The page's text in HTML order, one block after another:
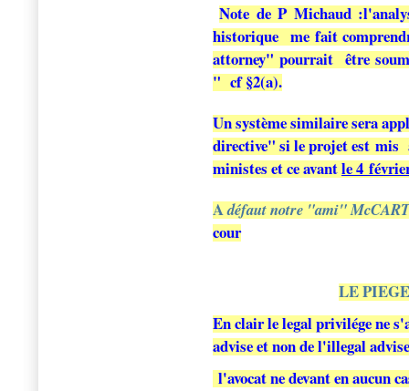
Note de P Michaud
historique me fait
attorney" pourrait être
" cf §2(a).
Un système similaire sera
directive" si le projet est mis
ministes et ce avantle 4
Adéfaut notre "ami"
cour
LE
En clair le legal privilége ne
advise et non de l'illegal
l'avocat ne devant en aucun